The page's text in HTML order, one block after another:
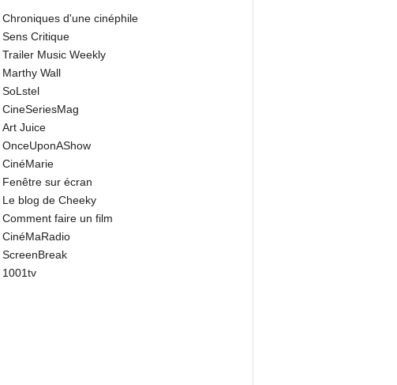
Chroniques d'une cinéphile
Sens Critique
Trailer Music Weekly
Marthy Wall
SoLstel
CineSeriesMag
Art Juice
OnceUponAShow
CinéMarie
Fenêtre sur écran
Le blog de Cheeky
Comment faire un film
CinéMaRadio
ScreenBreak
1001tv